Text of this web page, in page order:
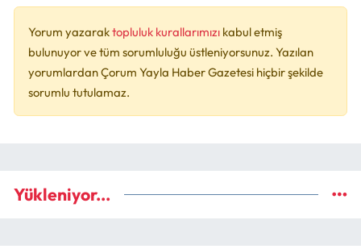
Yorum yazaraktopluluk kurallarımızı kabul etmiş
bulunuyor ve tüm sorumluluğu üstleniyorsunuz. Yazılan
yorumlardan Çorum Yayla Haber Gazetesi hiçbir şekilde
sorumlu tutulamaz.
Yükleniyor...